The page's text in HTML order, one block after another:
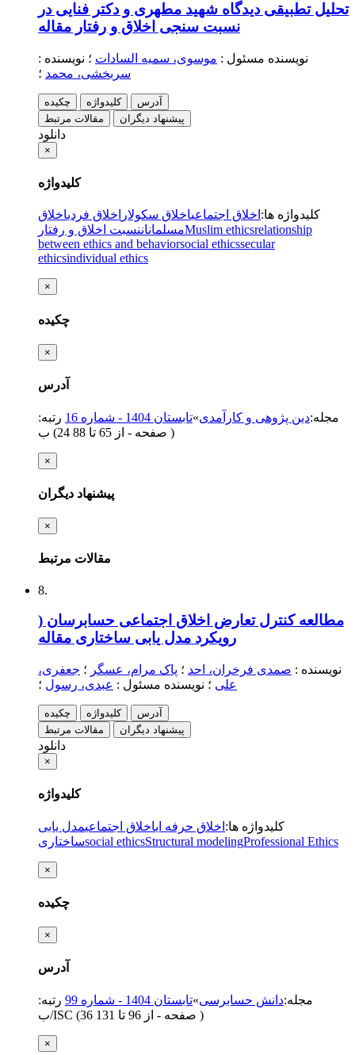
تحلیل تطبیقی دیدگاه شهید مطهری و دکتر فنایی در
نسبت سنجی اخلاق و رفتار مقاله
نویسنده مسئول : موسوی، سمیه السادات ؛ نویسنده :
سربخشی، محمد ؛
چکیده کلیدواژه
آدرس
مقالات مرتبط
پیشنهاد دیگران
دانلود
×
کلیدواژه
کلیدواژه ها: اخلاق اجتماعیاخلاق سکولار اخلاق فردیاخلاق
مسلماناننسبت اخلاق و رفتار Muslim ethicsrelationship
between ethics and behaviorsocial ethicssecular
ethicsindividual ethics
×
چکیده
×
آدرس
مجله:دین پژوهی و کارآمدی»تابستان 1404 - شماره 16
رتبه:
ب
(‎24 صفحه - )
×
پیشنهاد دیگران
×
مقالات مرتبط
8.
مطالعه کنترل تعارض اخلاق اجتماعی حسابرسان (
رویکرد مدل یابی ساختاری مقاله
نویسنده : صمدی فرخران، احد ؛ پاک مرام، عسگر ؛ جعفری،
علی ؛ نویسنده مسئول : عبدی، رسول ؛
چکیده کلیدواژه
آدرس
مقالات مرتبط
پیشنهاد دیگران
دانلود
×
کلیدواژه
کلیدواژه ها: اخلاق حرفه ایاخلاق اجتماعیمدل یابی
ساختاریsocial ethicsStructural modelingProfessional Ethics
×
چکیده
×
آدرس
مجله:دانش حسابرسی»تابستان 1404 - شماره 99
رتبه:
ب/ISC
(‎36 صفحه - )
×